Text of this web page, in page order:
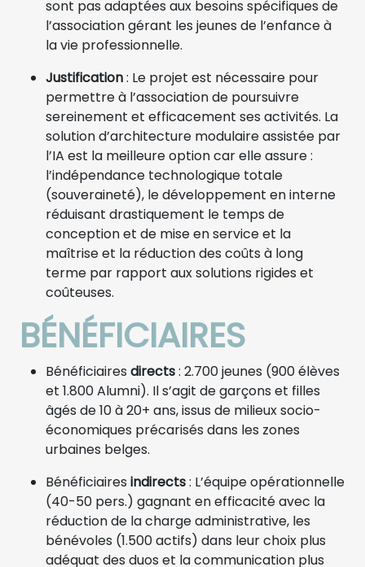
sont pas adaptées aux besoins spécifiques de
l’association gérant les jeunes de l’enfance à
la vie professionnelle.
Justification: Le projet est nécessaire pour
permettre à l’association de poursuivre
sereinement et efficacement ses activités. La
solution d’architecture modulaire assistée par
l’IA est la meilleure option car elle assure :
l’indépendance technologique totale
(souveraineté), le développement en interne
réduisant drastiquement le temps de
conception et de mise en service et la
maîtrise et la réduction des coûts à long
terme par rapport aux solutions rigides et
coûteuses.
BÉNÉFICIAIRES
Bénéficiaires directs: 2.700 jeunes (900 élèves
et 1.800 Alumni). Il s’agit de garçons et filles
âgés de 10 à 20+ ans, issus de milieux socio-
économiques précarisés dans les zones
urbaines belges.
Bénéficiaires indirects: L’équipe opérationnelle
(40-50 pers.) gagnant en efficacité avec la
réduction de la charge administrative, les
bénévoles (1.500 actifs) dans leur choix plus
adéquat des duos et la communication plus